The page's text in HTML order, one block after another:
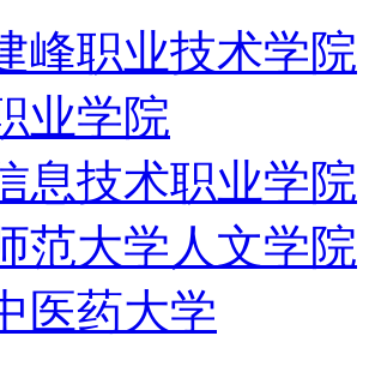
峰职业技术学院
业学院
息技术职业学院
范大学人文学院
医药大学